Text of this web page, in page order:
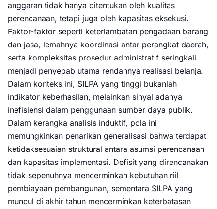
anggaran tidak hanya ditentukan oleh kualitas
perencanaan, tetapi juga oleh kapasitas eksekusi.
Faktor-faktor seperti keterlambatan pengadaan barang
dan jasa, lemahnya koordinasi antar perangkat daerah,
serta kompleksitas prosedur administratif seringkali
menjadi penyebab utama rendahnya realisasi belanja.
Dalam konteks ini, SILPA yang tinggi bukanlah
indikator keberhasilan, melainkan sinyal adanya
inefisiensi dalam penggunaan sumber daya publik.
Dalam kerangka analisis induktif, pola ini
memungkinkan penarikan generalisasi bahwa terdapat
ketidaksesuaian struktural antara asumsi perencanaan
dan kapasitas implementasi. Defisit yang direncanakan
tidak sepenuhnya mencerminkan kebutuhan riil
pembiayaan pembangunan, sementara SILPA yang
muncul di akhir tahun mencerminkan keterbatasan